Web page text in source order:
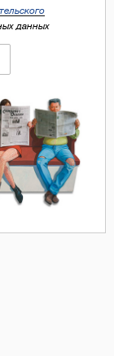
данных